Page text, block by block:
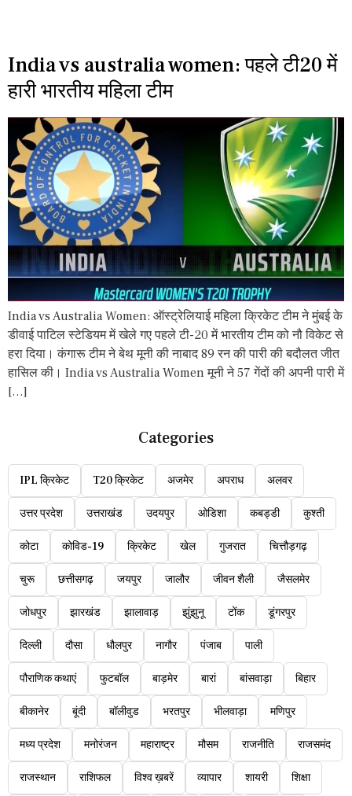
India vs australia women: पहले टी20 में
हारी भारतीय महिला टीम
India vs Australia Women: ऑस्ट्रेलियाई महिला क्रिकेट टीम ने मुंबई के
डीवाई पाटिल स्टेडियम में खेले गए पहले टी-20 में भारतीय टीम को नौ विकेट से
हरा दिया। कंगारू टीम ने बेथ मूनी की नाबाद 89 रन की पारी की बदौलत जीत
हासिल की। India vs Australia Women मूनी ने 57 गेंदों की अपनी पारी में
[…]
Categories
IPL क्रिकेट T20 क्रिकेट अजमेर अपराध अलवर
उत्तर प्रदेश उत्तराखंड उदयपुर ओडिशा कबड्डी कुश्ती
कोटा कोविड-19 क्रिकेट खेल गुजरात चित्तौड़गढ़
चुरू छत्तीसगढ़ जयपुर जालौर जीवन शैली जैसलमेर
जोधपुर झारखंड झालावाड़ झुंझुनू टोंक डूंगरपुर
दिल्ली दौसा धौलपुर नागौर पंजाब पाली
पौराणिक कथाएं फुटबॉल बाड़मेर बारां बांसवाड़ा बिहार
बीकानेर बूंदी बॉलीवुड भरतपुर भीलवाड़ा मणिपुर
मध्य प्रदेश मनोरंजन महाराष्ट्र मौसम राजनीति राजसमंद
राजस्थान राशिफल विश्व ख़बरें व्यापार शायरी शिक्षा